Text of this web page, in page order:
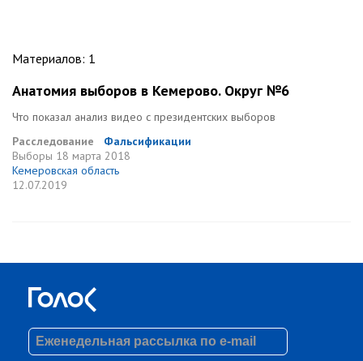
Материалов: 1
Анатомия выборов в Кемерово. Округ №6
Что показал анализ видео с президентских выборов
Расследование
Фальсификации
Выборы 18 марта 2018
Кемеровская область
12.07.2019